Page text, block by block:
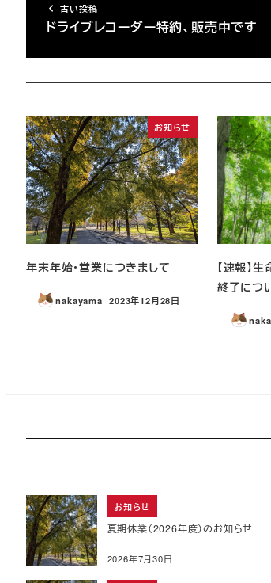
古い投稿
ドライブレコーダー特約、販売中です
お知らせ
年末年始・営業につきまして
nakayama
投稿日
2023年12月28日
【速報】
終了につ
お知らせ
夏期休業（2026年度）のお知らせ
2026年7月30日